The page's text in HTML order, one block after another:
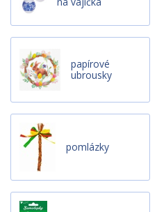
papírové
ubrousky
pomlázky